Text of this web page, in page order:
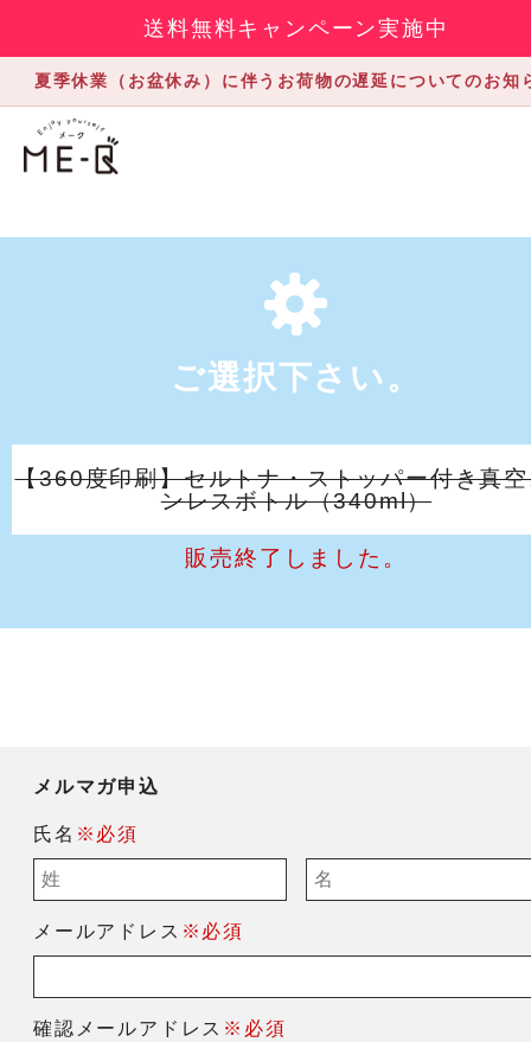
送料無料キャンペーン実施中
夏季休業（お盆休み）に伴うお荷物の遅延についてのお知
ご選択下さい。
【360度印刷】セルトナ・ストッパー付き真
ンレスボトル（340ml）
販売終了しました。
メルマガ申込
氏名 ※必須
メールアドレス ※必須
確認メールアドレス ※必須